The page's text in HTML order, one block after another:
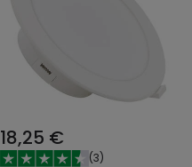
18,25 €
(3)